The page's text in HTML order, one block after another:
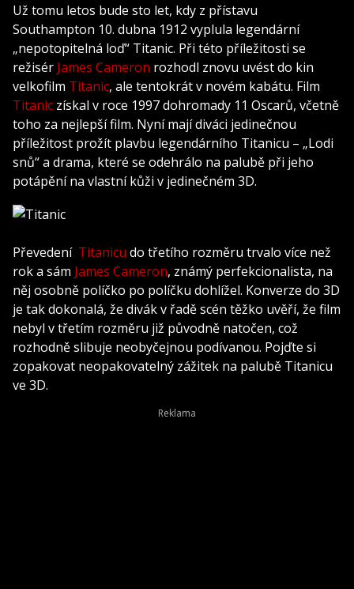
Už tomu letos bude sto let, kdy z přístavu
Southampton 10. dubna 1912 vyplula legendární
„nepotopitelná loď“ Titanic. Při této příležitosti se
režisér James Cameron rozhodl znovu uvést do kin
velkofilm Titanic, ale tentokrát v novém kabátu. Film
Titanic získal v roce 1997 dohromady 11 Oscarů, včetně
toho za nejlepší film. Nyní mají diváci jedinečnou
příležitost prožít plavbu legendárního Titanicu – „Lodi
snů“ a drama, které se odehrálo na palubě při jeho
potápění na vlastní kůži v jedinečném 3D.
Převedení Titanicu do třetího rozměru trvalo více než
rok a sám James Cameron, známý perfekcionalista, na
něj osobně políčko po políčku dohlížel. Konverze do 3D
je tak dokonalá, že divák v řadě scén těžko uvěří, že film
nebyl v třetím rozměru již původně natočen, což
rozhodně slibuje neobyčejnou podívanou. Pojďte si
zopakovat neopakovatelný zážitek na palubě Titanicu
ve 3D.